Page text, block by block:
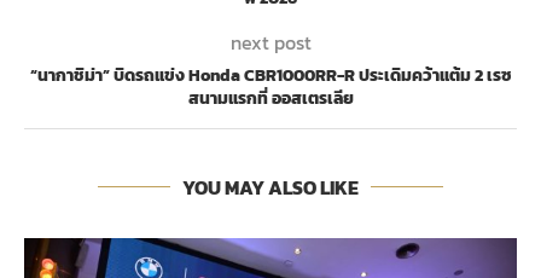
next post
“นากาชิม่า” บิดรถแข่ง Honda CBR1000RR-R ประเดิมคว้าแต้ม 2 เรซ
สนามแรกที่ ออสเตรเลีย
YOU MAY ALSO LIKE